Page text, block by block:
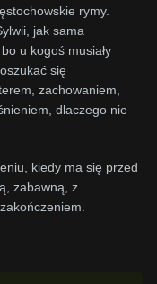
rymy.
jak sama
u kogoś musiały
się
zachowaniem,
dlaczego nie
kiedy ma się przed
zabawną, z